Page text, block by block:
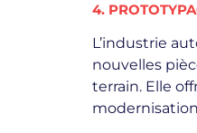
4.
L’industrie
nouvelles
terrain. Elle